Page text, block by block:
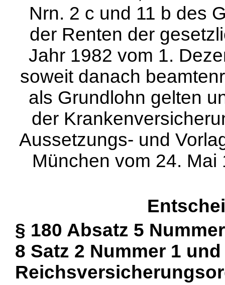
Nrn. 2 c und 11 b des
der Renten der
Jahr 1982 vom 1.
soweit danach
als Grundlohn gelten
der
Aussetzungs- und
München vom 24.
§ 180 Absatz 5
8 Satz 2 Nummer 1